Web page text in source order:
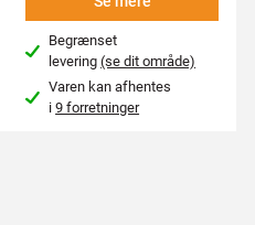
Begrænset
levering(se dit område)
Varen kan afhentes
i9 forretninger